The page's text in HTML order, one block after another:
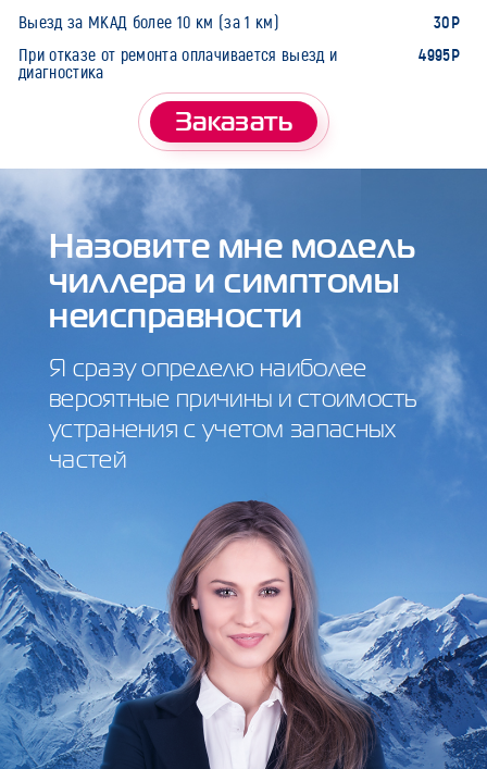
Выезд за МКАД более 10 км (за 1 км) 30Р
При отказе от ремонта оплачивается выезд и
диагностика
4995Р
Заказать
Назовите мне модель
чиллера и симптомы
неисправности
Я сразу определю наиболее
вероятные причины и стоимость
устранения с учетом запасных
частей